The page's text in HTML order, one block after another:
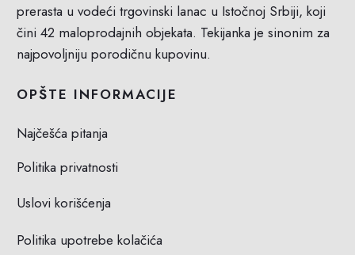
prerasta u vodeći trgovinski lanac u Istočnoj Srbiji, koji
čini 42 maloprodajnih objekata. Tekijanka je sinonim za
najpovoljniju porodičnu kupovinu.
OPŠTE INFORMACIJE
Najčešća pitanja
Politika privatnosti
Uslovi korišćenja
Politika upotrebe kolačića